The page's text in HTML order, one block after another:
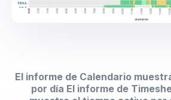
El informe de Calendario
por día El informe de